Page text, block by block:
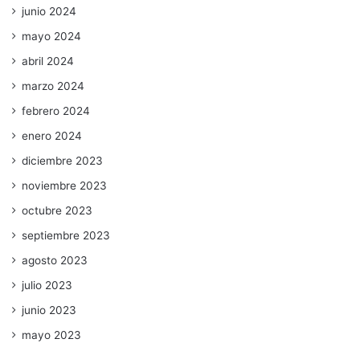
junio 2024
mayo 2024
abril 2024
marzo 2024
febrero 2024
enero 2024
diciembre 2023
noviembre 2023
octubre 2023
septiembre 2023
agosto 2023
julio 2023
junio 2023
mayo 2023